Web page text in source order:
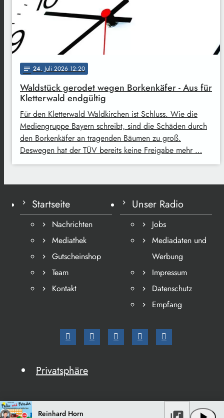
notes 24. Juli 2026 12:20
Waldstück gerodet wegen Borkenkäfer - Aus für
Kletterwald endgültig
Für den Kletterwald Waldkirchen ist Schluss. Wie die
Mediengruppe Bayern schreibt, sind die Schäden durch
den Borkenkäfer an tragenden Bäumen zu groß.
Deswegen hat der TÜV bereits keine Freigabe mehr …
Startseite
Nachrichten
Mediathek
Gutscheinshop
Team
Kontakt
Unser Radio
Jobs
Mediadaten und
Werbung
Impressum
Datenschutz
Empfang
Privatsphäre
Reinhard Horn